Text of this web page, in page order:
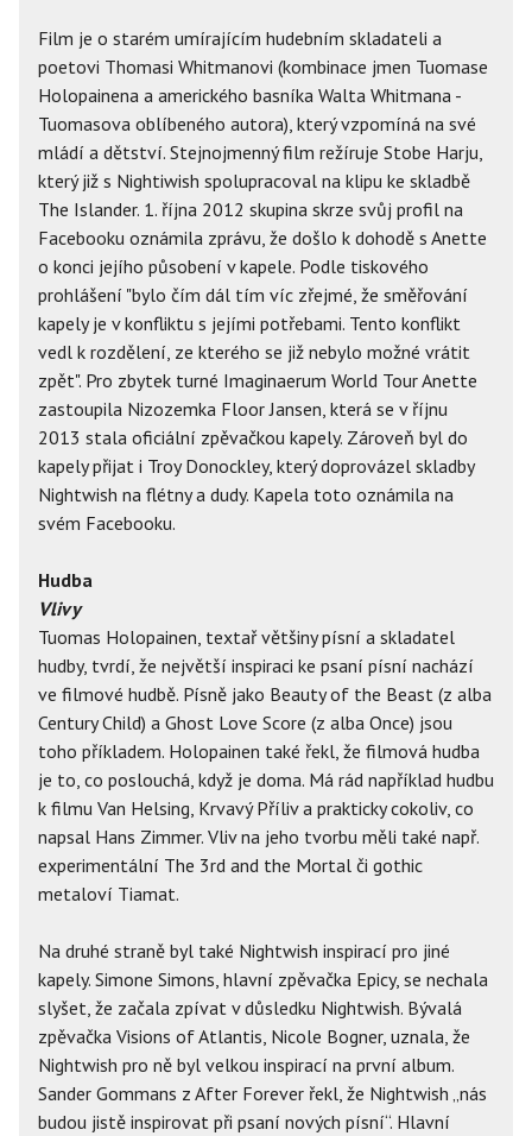
Film je o starém umírajícím hudebním skladateli a
poetovi Thomasi Whitmanovi (kombinace jmen Tuomase
Holopainena a amerického basníka Walta Whitmana -
Tuomasova oblíbeného autora), který vzpomíná na své
mládí a dětství. Stejnojmenný film režíruje Stobe Harju,
který již s Nightiwish spolupracoval na klipu ke skladbě
The Islander. 1. října 2012 skupina skrze svůj profil na
Facebooku oznámila zprávu, že došlo k dohodě s Anette
o konci jejího působení v kapele. Podle tiskového
prohlášení "bylo čím dál tím víc zřejmé, že směřování
kapely je v konfliktu s jejími potřebami. Tento konflikt
vedl k rozdělení, ze kterého se již nebylo možné vrátit
zpět". Pro zbytek turné Imaginaerum World Tour Anette
zastoupila Nizozemka Floor Jansen, která se v říjnu
2013 stala oficiální zpěvačkou kapely. Zároveň byl do
kapely přijat i Troy Donockley, který doprovázel skladby
Nightwish na flétny a dudy. Kapela toto oznámila na
svém Facebooku.
Hudba
Vlivy
Tuomas Holopainen, textař většiny písní a skladatel
hudby, tvrdí, že největší inspiraci ke psaní písní nachází
ve filmové hudbě. Písně jako Beauty of the Beast (z alba
Century Child) a Ghost Love Score (z alba Once) jsou
toho příkladem. Holopainen také řekl, že filmová hudba
je to, co poslouchá, když je doma. Má rád například hudbu
k filmu Van Helsing, Krvavý Příliv a prakticky cokoliv, co
napsal Hans Zimmer. Vliv na jeho tvorbu měli také např.
experimentální The 3rd and the Mortal či gothic
metaloví Tiamat.
Na druhé straně byl také Nightwish inspirací pro jiné
kapely. Simone Simons, hlavní zpěvačka Epicy, se nechala
slyšet, že začala zpívat v důsledku Nightwish. Bývalá
zpěvačka Visions of Atlantis, Nicole Bogner, uznala, že
Nightwish pro ně byl velkou inspirací na první album.
Sander Gommans z After Forever řekl, že Nightwish „nás
budou jistě inspirovat při psaní nových písní“. Hlavní